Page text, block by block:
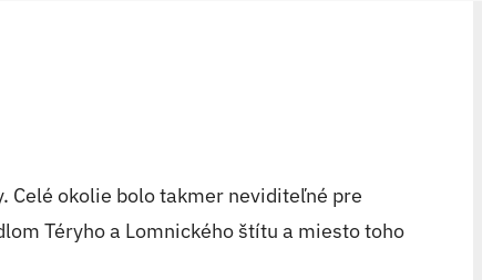
Celé okolie bolo takmer neviditeľné pre
Téryho a Lomnického štítu a miesto toho